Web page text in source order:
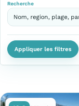
Recherche
Appliquer les filtres